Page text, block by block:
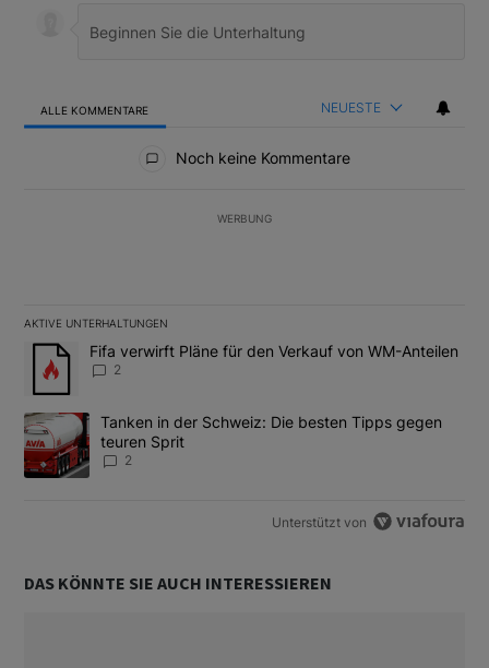
ALLE KOMMENTARE NEUESTE
Noch keine Kommentare
WERBUNG
AKTIVE UNTERHALTUNGEN
Das Folgende ist eine Liste der am meisten kommentierten
Ein Trendartikel mit dem Titel "Fifa verwirft Pläne für den
Fifa verwirft Pläne für den Verkauf von WM-Anteilen
2
Ein Trendartikel mit dem Titel "Tanken in der Schweiz: Die
Tanken in der Schweiz: Die besten Tipps gegen
teuren Sprit
2
Unterstützt von
DAS KÖNNTE SIE AUCH INTERESSIEREN